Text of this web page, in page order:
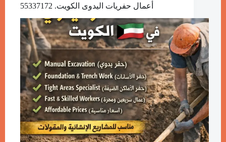
أعمال حفريات اليدوى الكويت. 55337172